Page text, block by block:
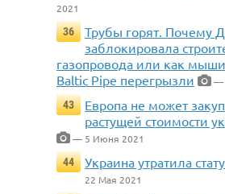
2021
36
Трубы горят. Почему
заблокировала
газопровода или как
Baltic Pipe перегрызли
—
43
Европа не может
растущей стоимости
— 5 Июня 2021
44
Украина утратила
22 Мая 2021